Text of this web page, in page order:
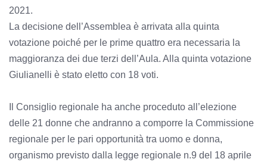
2021.
La decisione dell’Assemblea è arrivata alla quinta
votazione poiché per le prime quattro era necessaria la
maggioranza dei due terzi dell’Aula. Alla quinta votazione
Giulianelli è stato eletto con 18 voti.
Il Consiglio regionale ha anche proceduto all’elezione
delle 21 donne che andranno a comporre la Commissione
regionale per le pari opportunità tra uomo e donna,
organismo previsto dalla legge regionale n.9 del 18 aprile